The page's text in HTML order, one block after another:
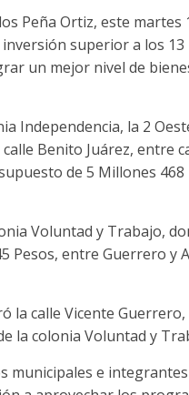
Peña Ortiz, este martes
superior a los 13
un mejor nivel de
Independencia, la 2
Benito Juárez, entre
de 5 Millones 468
Voluntad y Trabajo,
Pesos, entre Guerrero y
la calle Vicente
la colonia Voluntad y
e integrantes